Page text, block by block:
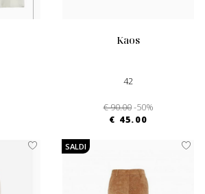
kaos
42
€ 90.00 -50%
€ 45.00
SALDI